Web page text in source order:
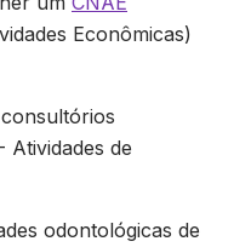
Econômicas)
de
odontológicas de